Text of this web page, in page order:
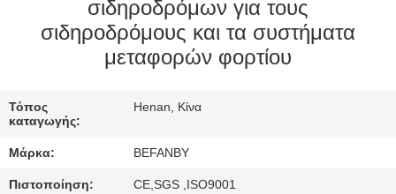
ΈΛΕΓΧΟΣ
ΣΕ
ΕΠΑΦΉ
ΜΕ
σιδηροδρόμων για τους
σιδηροδρόμους και τα συστήματα
μεταφορών φορτίου
Τόπος
καταγωγής:
Henan, Κίνα
Μάρκα: BEFANBY
Πιστοποίηση: CE,SGS ,ISO9001